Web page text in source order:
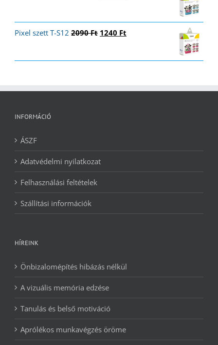
Pixel szett T-S12 2090Ft Original
1240 Ft
INFORMÁCIÓ
ÁSZF
Adatvédelmi nyilatkozat
Felhasználási feltételek
Szállítási információk
HÍREINK
Önbizalomépítés hibázás nélkül
A vizuális memória edzése
Tanulás és belső motiváció
Aprólékos munkavégzés öröme